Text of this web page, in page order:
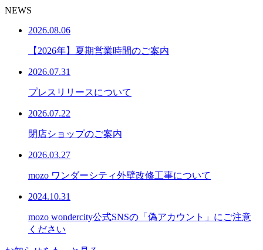
NEWS
2026.08.06
【2026年】夏期営業時間のご案内
2026.07.31
プレスリリースについて
2026.07.22
閉店ショップのご案内
2026.03.27
mozo ワンダーシティ外壁改修工事について
2024.10.31
mozo wondercity公式SNSの「偽アカウント」にご注意
ください